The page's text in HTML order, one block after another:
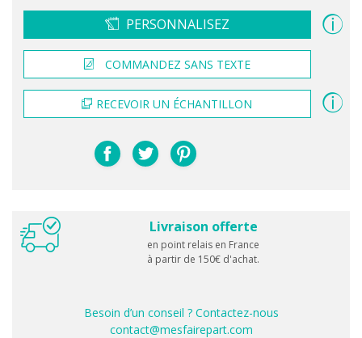
PERSONNALISEZ
COMMANDEZ SANS TEXTE
RECEVOIR UN ÉCHANTILLON
Livraison offerte
en point relais en France
à partir de 150€ d'achat.
Besoin d’un conseil ? Contactez-nous
contact@mesfairepart.com